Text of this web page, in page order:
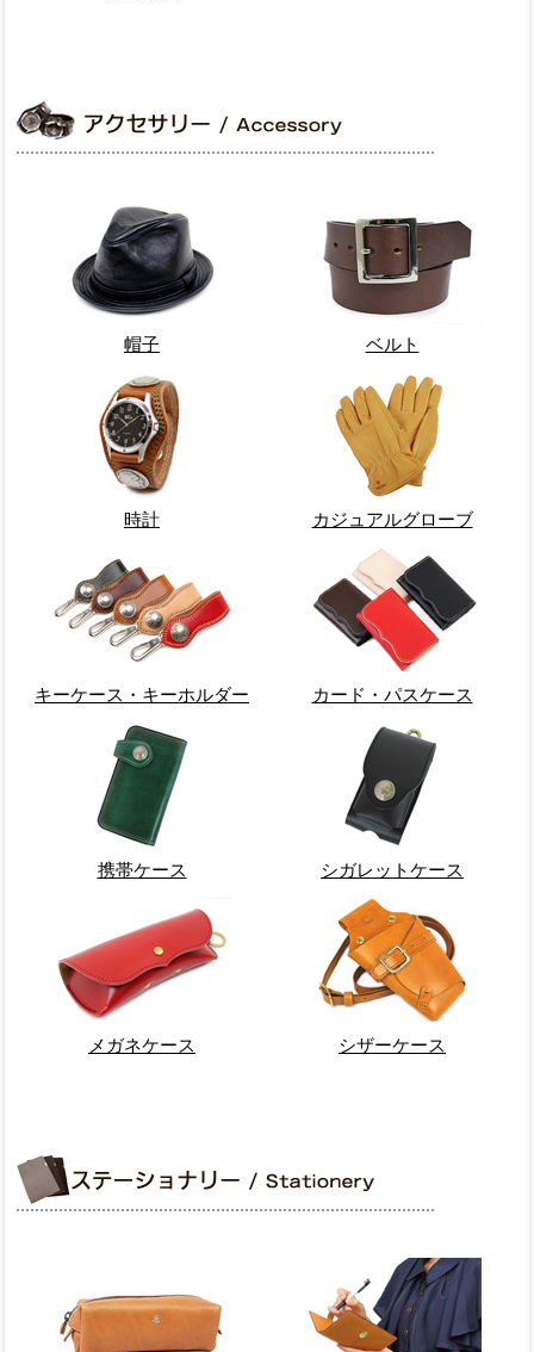
帽子 ベルト
時計 カジュアルグローブ
キーケース・キーホルダー カード・パスケース
携帯ケース シガレットケース
メガネケース シザーケース